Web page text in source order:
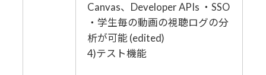
Canvas、Developer APIs ・SSO
・学生毎の動画の視聴ログの分
析が可能 (edited)
4)テスト機能